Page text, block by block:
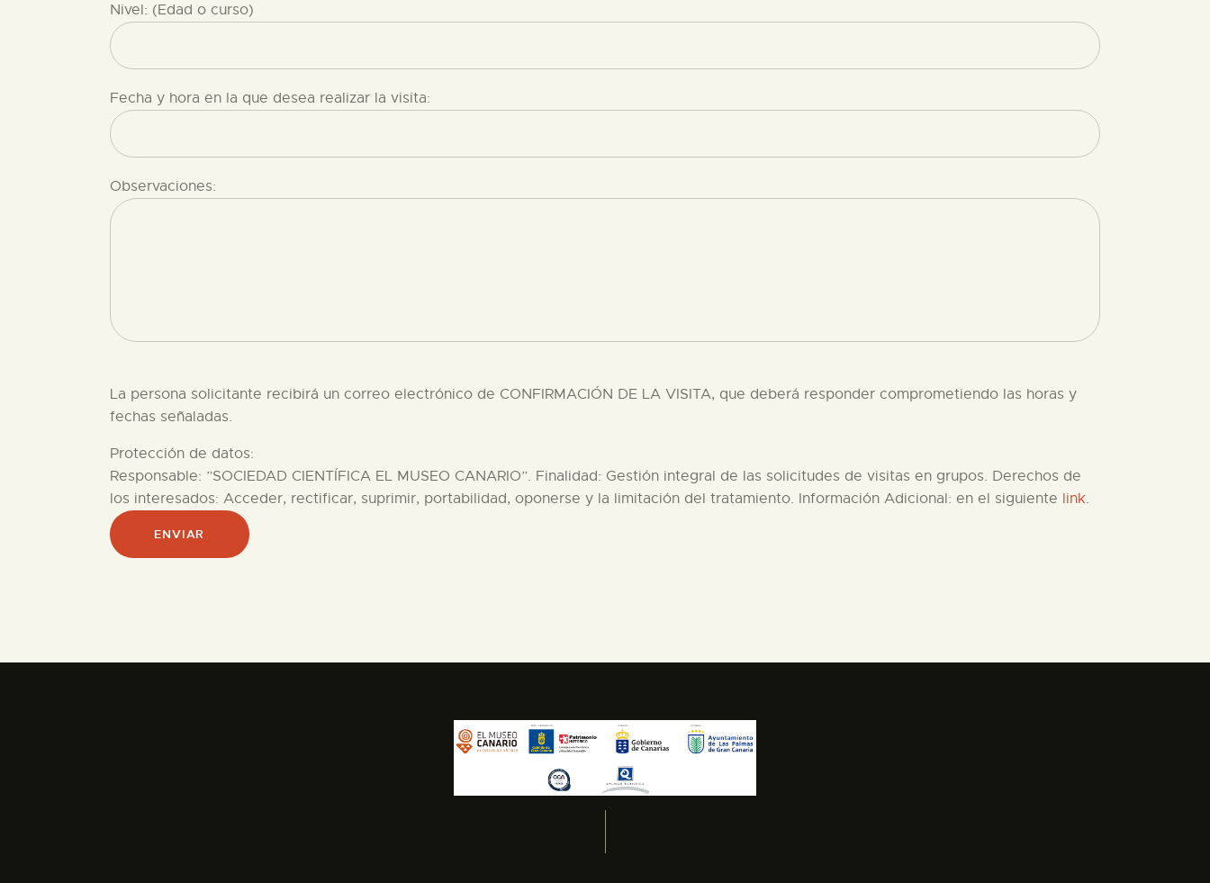
Nivel: (Edad o curso)
Fecha y hora en la que desea realizar la visita:
Observaciones:
La persona solicitante recibirá un correo electrónico de CONFIRMACIÓN DE LA VISITA, que deberá responder comprometiendo las horas y
fechas señaladas.
Protección de datos:
Responsable: ”SOCIEDAD CIENTÍFICA EL MUSEO CANARIO”. Finalidad: Gestión integral de las solicitudes de visitas en grupos. Derechos de
los interesados: Acceder, rectificar, suprimir, portabilidad, oponerse y la limitación del tratamiento. Información Adicional: en el siguiente link.